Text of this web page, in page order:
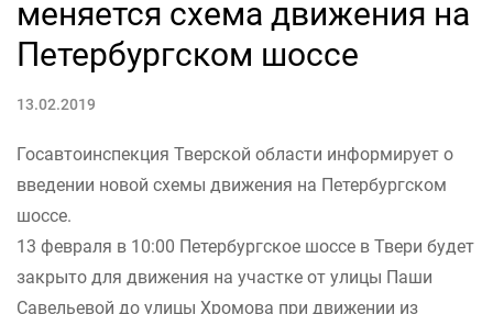
меняется схема движения на
Петербургском шоссе
13.02.2019
Госавтоинспекция Тверской области информирует о
введении новой схемы движения на Петербургском
шоссе.
13 февраля в 10:00 Петербургское шоссе в Твери будет
закрыто для движения на участке от улицы Паши
Савельевой до улицы Хромова при движении из